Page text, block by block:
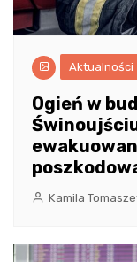
Aktualności
Ogień w
Kamila